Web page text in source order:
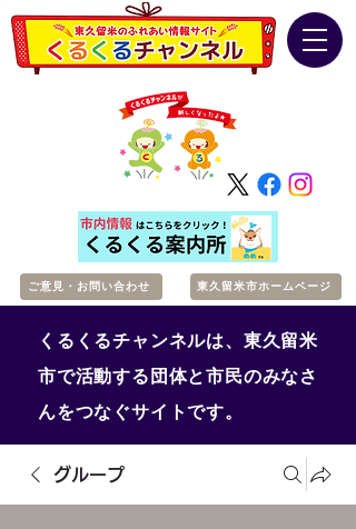
ご意見・お問い合わせ 東久留米市ホームページ
くるくるチャンネルは、東久留米
市で活動する団体と市民のみなさ
んをつなぐサイトです。
グループ